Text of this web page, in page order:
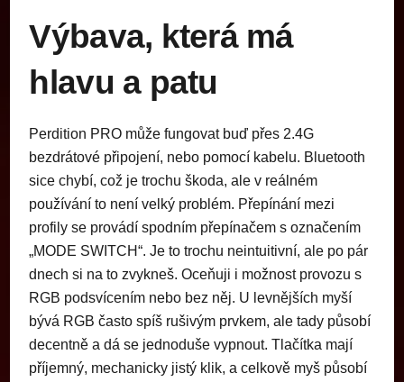
Výbava, která má
hlavu a patu
Perdition PRO může fungovat buď přes 2.4G
bezdrátové připojení, nebo pomocí kabelu. Bluetooth
sice chybí, což je trochu škoda, ale v reálném
používání to není velký problém. Přepínání mezi
profily se provádí spodním přepínačem s označením
„MODE SWITCH“. Je to trochu neintuitivní, ale po pár
dnech si na to zvykneš. Oceňuji i možnost provozu s
RGB podsvícením nebo bez něj. U levnějších myší
bývá RGB často spíš rušivým prvkem, ale tady působí
decentně a dá se jednoduše vypnout. Tlačítka mají
příjemný, mechanicky jistý klik, a celkově myš působí